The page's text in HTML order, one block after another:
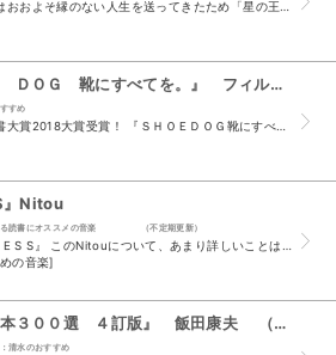
古典の名作にはおおよそ縁のない人生を送ってきたため「星の王子さま」も「赤毛のアン」も、はじめて読んだのは二十歳を過ぎてからだった。 この作品も、友人から贈られることがなければおそらく読まずじま...
『ＳＨＯＥ ＤＯＧ 靴にすべてを。』 フィル・ナイト 大田黒奉之 （東洋経済新報社）
すめ
祝！ビジネス書大賞2018大賞受賞！ 『ＳＨＯＥＤＯＧ靴にすべてを。』 なんとこのスタッフおすすめコーナー2回目の登場です。 以前にビジネス書バイヤーもこのコーナーで紹介をしていましたが、今回...
』Nitou
る読書にオススメの音楽 （不定期更新）
Nitouの 『B L E S S』 このNitouについて、あまり詳しいことは実は知らない。 調べたところ、ピンクロリータジュリエッツ・Mayu Inabaとqujaku・Soushi Mi...
の音楽]
『英作文基本３００選 ４訂版』 飯田康夫 （駿台文庫）
清水のおすすめ